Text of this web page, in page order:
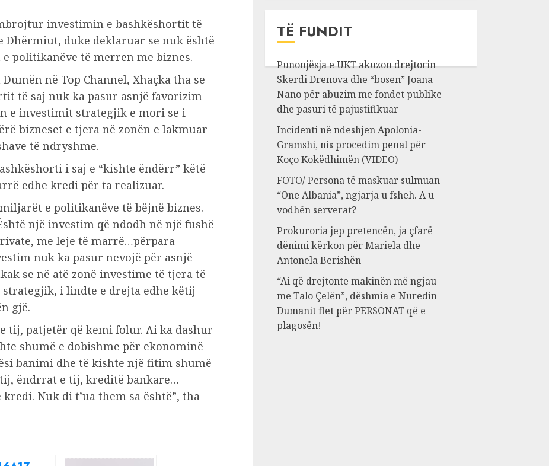
investimin e bashkëshortit të
Dhërmiut, duke deklaruar se nuk është
politikanëve të merren me biznes.
në Top Channel, Xhaçka tha se
të saj nuk ka pasur asnjë favorizim
e investimit strategjik e mori se i
bizneset e tjera në zonën e lakmuar
të ndryshme.
i saj e “kishte ëndërr” këtë
edhe kredi për ta realizuar.
e politikanëve të bëjnë biznes.
një investim që ndodh në një fushë
me leje të marrë…përpara
nuk ka pasur nevojë për asnjë
se në atë zonë investime të tjera të
i lindte e drejta edhe këtij
gjë.
tij, patjetër që kemi folur. Ai ka dashur
shumë e dobishme për ekonominë
banimi dhe të kishte një fitim shumë
ëndrrat e tij, kreditë bankare…
Nuk di t’ua them sa është”, tha
TË FUNDIT
Punonjësja e UKT akuzon drejtorin
Skerdi Drenova dhe “bosen” Joana
Nano për abuzim me fondet publike
dhe pasuri të pajustifikuar
Incidenti në ndeshjen Apolonia-
Gramshi, nis procedim penal për
Koço Kokëdhimën (VIDEO)
FOTO/ Persona të maskuar sulmuan
“One Albania”, ngjarja u fsheh. A u
vodhën serverat?
Prokuroria jep pretencën, ja çfarë
dënimi kërkon për Mariela dhe
Antonela Berishën
“Ai që drejtonte makinën më ngjau
me Talo Çelën”, dëshmia e Nuredin
Dumanit flet për PERSONAT që e
plagosën!